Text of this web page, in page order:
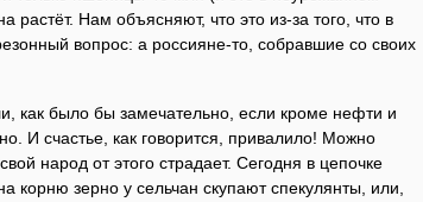
растёт. Нам объясняют, что это из-за того, что в
вопрос: а россияне-то, собравшие со своих
как было бы замечательно, если кроме нефти и
И счастье, как говорится, привалило! Можно
народ от этого страдает. Сегодня в цепочке
зерно у сельчан скупают спекулянты, или,